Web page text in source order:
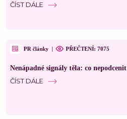
ČÍST DÁLE
PR články | PŘEČTENÍ: 7075
Nenápadné signály těla: co nepodcenit
ČÍST DÁLE